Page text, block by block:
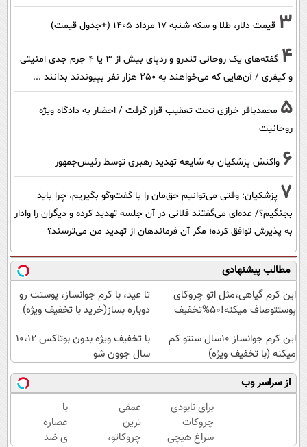
3 قیمت دلار، طلا و سکه شنبه ۱۷ مرداد ۱۴۰۵ (+جدول قیمت)
4
گفته‌های یک روحانی تندرو و ردپای بیش از ۳ یا ۴ جرم جدی امنیتی
و کیفری / آن‌هایی که می‌خواهند به ۲۵۰ هزار نفر بپیوندند بدانند ...
5 محمدباقر خرازی تحت تعقیب قرار گرفت / احضار به دادگاه ویژه
روحانیت
6 واکنش پزشکیان به شایعه تهدید رهبری توسط رئیس‌جمهور
7 پزشکیان: وقتی می‌توانیم حق‌مان را با گفت‌وگو بگیریم، چرا باید
بجنگیم؟/ عده‌ای می‌گفتند فلانی در آن جلسه تهدید کرده و دیگران را وادار
به پذیرش توافق کرده؛ مگر آن فرماندهان از تهدید من می‌ترسند؟
مطالب پیشنهادی
این کرم گیاهی،مثل اتو چروکای
پوستتوصاف میکنه!50%تخفیف
تا عید، با کرم جوانساز، پوستت رو
دوباره بساز(خرید با تخفیف ویژه)
این کرم جوانساز 10سال سنتو کم
میکنه (با تخفیف ویژه)
با تخفیف ویژه بدون بوتاکس ۱۰،۱۲
سال جوون شو
از سراسر وب
برای نابودی
چروکات
سراغ هیچی
عمقی
ترین
چروکاتو،
با
عصاره
ی ضد